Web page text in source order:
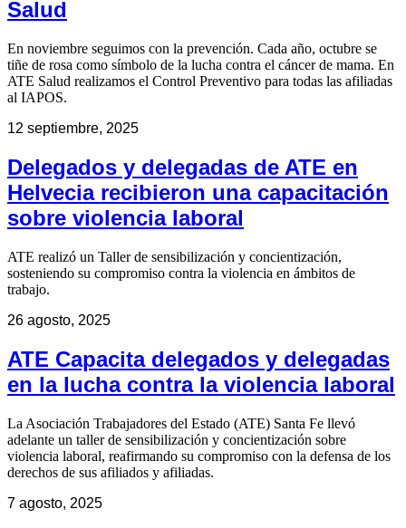
Salud
En noviembre seguimos con la prevención. Cada año, octubre se
tiñe de rosa como símbolo de la lucha contra el cáncer de mama. En
ATE Salud realizamos el Control Preventivo para todas las afiliadas
al IAPOS.
12 septiembre, 2025
Delegados y delegadas de ATE en
Helvecia recibieron una capacitación
sobre violencia laboral
ATE realizó un Taller de sensibilización y concientización,
sosteniendo su compromiso contra la violencia en ámbitos de
trabajo.
26 agosto, 2025
ATE Capacita delegados y delegadas
en la lucha contra la violencia laboral
La Asociación Trabajadores del Estado (ATE) Santa Fe llevó
adelante un taller de sensibilización y concientización sobre
violencia laboral, reafirmando su compromiso con la defensa de los
derechos de sus afiliados y afiliadas.
7 agosto, 2025